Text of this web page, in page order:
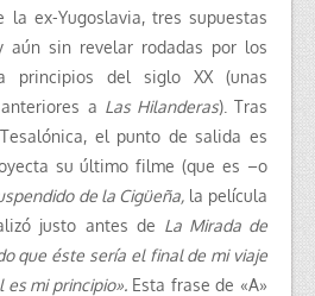
la ex-Yugoslavia, tres supuestas
aún sin revelar rodadas por los
principios del siglo XX (unas
a Las Hilanderas). Tras
el punto de salida es
su último filme (que es –o
de la Cigüeña, la película
justo antes de La Mirada de
que éste sería el final de mi viaje
es mi principio». Esta frase de «A»